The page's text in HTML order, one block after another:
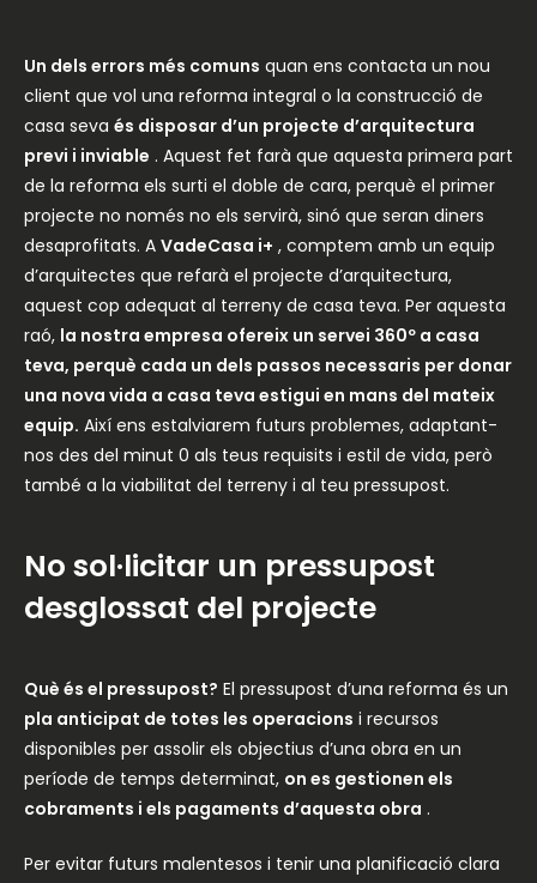
Un dels errors més comuns quan ens contacta un nou
client que vol una reforma integral o la construcció de
casa seva és disposar d’un projecte d’arquitectura
previ i inviable . Aquest fet farà que aquesta primera part
de la reforma els surti el doble de cara, perquè el primer
projecte no només no els servirà, sinó que seran diners
desaprofitats. A VadeCasa i+ , comptem amb un equip
d’arquitectes que refarà el projecte d’arquitectura,
aquest cop adequat al terreny de casa teva. Per aquesta
raó, la nostra empresa ofereix un servei 360º a casa
teva, perquè cada un dels passos necessaris per donar
una nova vida a casa teva estigui en mans del mateix
equip. Així ens estalviarem futurs problemes, adaptant-
nos des del minut 0 als teus requisits i estil de vida, però
també a la viabilitat del terreny i al teu pressupost.
No sol·licitar un pressupost
desglossat del projecte
Què és el pressupost? El pressupost d’una reforma és un
pla anticipat de totes les operacions i recursos
disponibles per assolir els objectius d’una obra en un
període de temps determinat, on es gestionen els
cobraments i els pagaments d’aquesta obra .
Per evitar futurs malentesos i tenir una planificació clara